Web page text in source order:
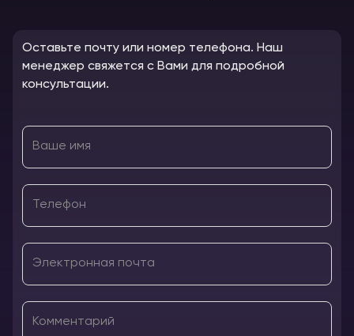
Оставьте почту или номер телефона. Наш
менеджер свяжется с Вами для подробной
консультации.
Ваше имя
Телефон
Электронная почта
Комментарий